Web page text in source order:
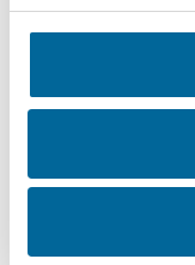
FQ (H07Z1-R)
FQ (H07Z1-R)